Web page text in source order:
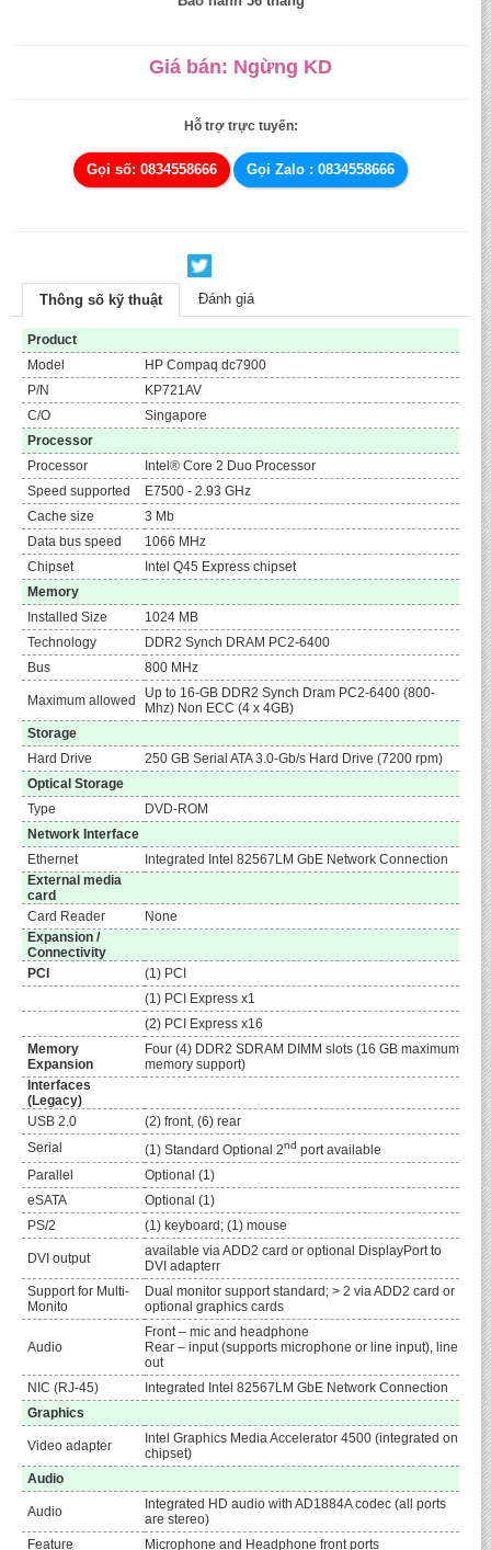
Giá bán: Ngừng KD
Hỗ trợ trực tuyến:
Gọi số: 0834558666 Gọi Zalo : 0834558666
Thông số kỹ thuật Đánh giá
Product
Model
HP Compaq dc7900
P/N
KP721AV
C/O
Singapore
Processor
Processor
Intel® Core 2 Duo Processor
Speed supported
E7500 - 2.93 GHz
Cache size
3 Mb
Data bus speed
1066 MHz
Chipset
Intel Q45 Express chipset
Memory
Installed Size
1024 MB
Technology
DDR2 Synch DRAM PC2-6400
Bus
800 MHz
Maximum allowed
Up to 16-GB DDR2 Synch Dram PC2-6400 (800-
Mhz) Non ECC (4 x 4GB)
Storage
Hard Drive
250 GB Serial ATA 3.0-Gb/s Hard Drive (7200 rpm)
Optical Storage
Type
DVD-ROM
Network Interface
Ethernet
Integrated Intel 82567LM GbE Network Connection
External media
card
Card Reader
None
Expansion /
Connectivity
PCI
(1) PCI
(1) PCI Express x1
(2) PCI Express x16
Memory
Expansion
Four (4) DDR2 SDRAM DIMM slots (16 GB maximum
memory support)
Interfaces
(Legacy)
USB 2.0
(2) front, (6) rear
Serial
(1) Standard Optional 2nd port available
Parallel
Optional (1)
eSATA
Optional (1)
PS/2
(1) keyboard; (1) mouse
DVI output
available via ADD2 card or optional DisplayPort to
DVI adapterr
Support for Multi-
Monito
Dual monitor support standard; > 2 via ADD2 card or
optional graphics cards
Audio
Front – mic and headphone
Rear – input (supports microphone or line input), line
out
NIC (RJ-45)
Integrated Intel 82567LM GbE Network Connection
Graphics
Video adapter
Intel Graphics Media Accelerator 4500 (integrated on
chipset)
Audio
Audio
Integrated HD audio with AD1884A codec (all ports
are stereo)
Feature
Microphone and Headphone front ports